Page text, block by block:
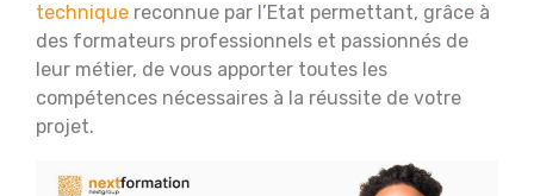
technique reconnue par l’Etat permettant, grâce à
des formateurs professionnels et passionnés de
leur métier, de vous apporter toutes les
compétences nécessaires à la réussite de votre
projet.